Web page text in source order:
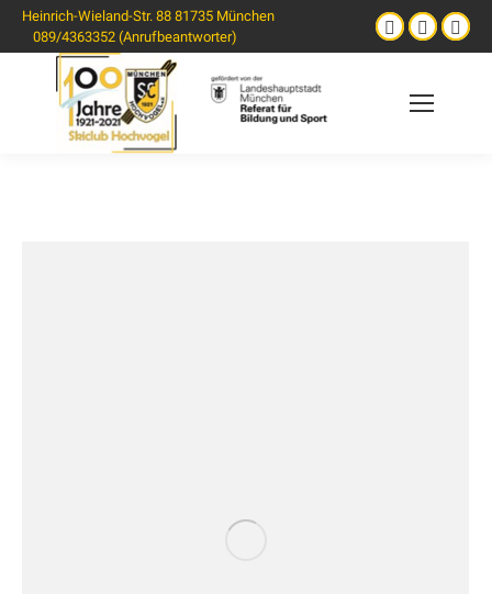
Heinrich-Wieland-Str. 88 81735 München
089/4363352 (Anrufbeantworter)